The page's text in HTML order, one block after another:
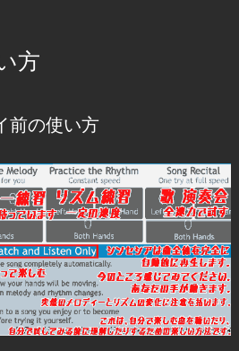
方
前の使い方